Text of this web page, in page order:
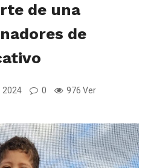
de una
de
2024 0 976 Ver